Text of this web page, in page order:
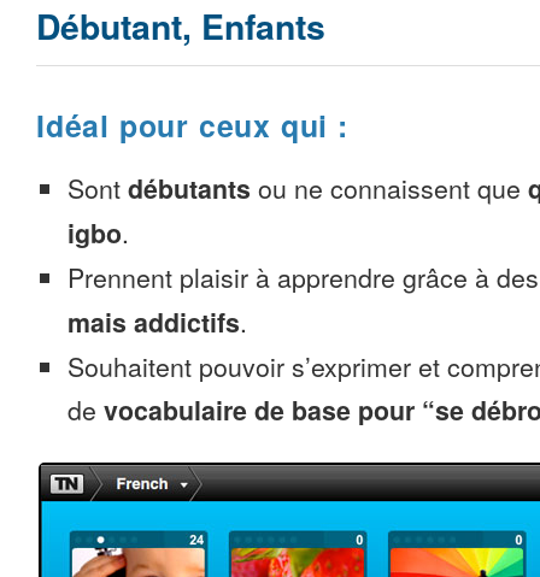
Débutant, Enfants
Idéal pour ceux qui :
Sont débutants ou ne connaissent que
igbo.
Prennent plaisir à apprendre grâce à
mais addictifs.
Souhaitent pouvoir s’exprimer et
de vocabulaire de base pour “se